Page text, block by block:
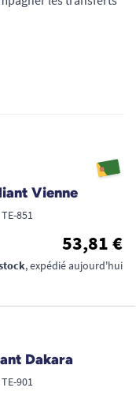
3 ou 4
réduite, des
en charge selon
le
des solutions
niveaux de
Vienne
TE-851
53,81 €
, expédié aujourd'hui
Dakara
TE-901